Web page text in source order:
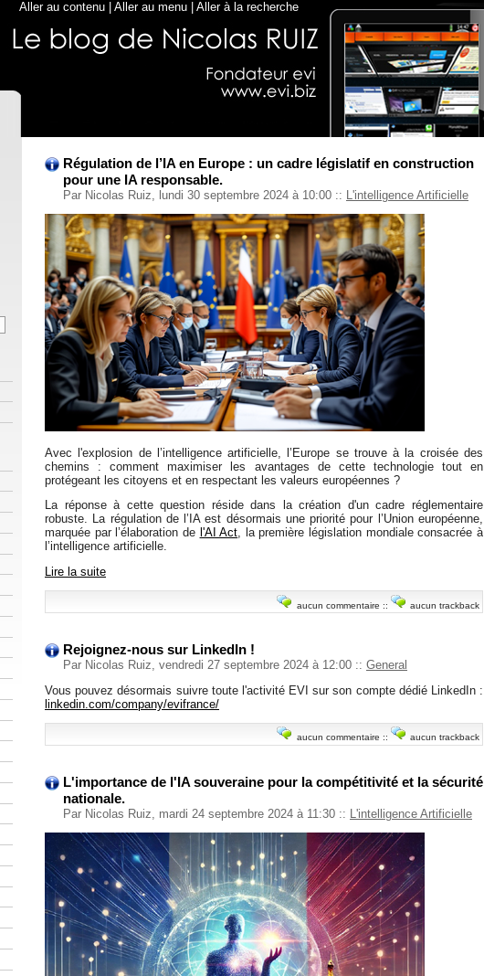
Aller au contenu Aller au menu Aller à la recherche
Régulation de l’IA en Europe : un cadre législatif en construction
pour une IA responsable.
Par Nicolas Ruiz, lundi 30 septembre 2024 à 10:00 :: L'intelligence Artificielle
Avec l'explosion de l’intelligence artificielle, l’Europe se trouve à la croisée des
chemins : comment maximiser les avantages de cette technologie tout en
protégeant les citoyens et en respectant les valeurs européennes ?
La réponse à cette question réside dans la création d'un cadre réglementaire
robuste. La régulation de l’IA est désormais une priorité pour l’Union européenne,
marquée par l’élaboration de l'AI Act, la première législation mondiale consacrée à
l’intelligence artificielle.
Lire la suite
aucun commentaire :: aucun trackback
Rejoignez-nous sur LinkedIn !
Par Nicolas Ruiz, vendredi 27 septembre 2024 à 12:00 :: General
Vous pouvez désormais suivre toute l'activité EVI sur son compte dédié LinkedIn :
linkedin.com/company/evifrance/
aucun commentaire :: aucun trackback
L'importance de l'IA souveraine pour la compétitivité et la sécurité
nationale.
Par Nicolas Ruiz, mardi 24 septembre 2024 à 11:30 :: L'intelligence Artificielle